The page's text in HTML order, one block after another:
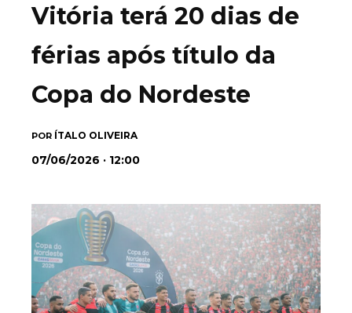
Vitória terá 20 dias de
férias após título da
Copa do Nordeste
POR ÍTALO OLIVEIRA
07/06/2026 · 12:00